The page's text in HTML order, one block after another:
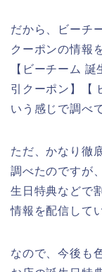
だから、ビーチ
クーポンの情報
【ビーチーム
引クーポン】【
いう感じで調べ
ただ、かなり徹
調べたのですが
生日特典などで
情報を配信して
なので、今後も